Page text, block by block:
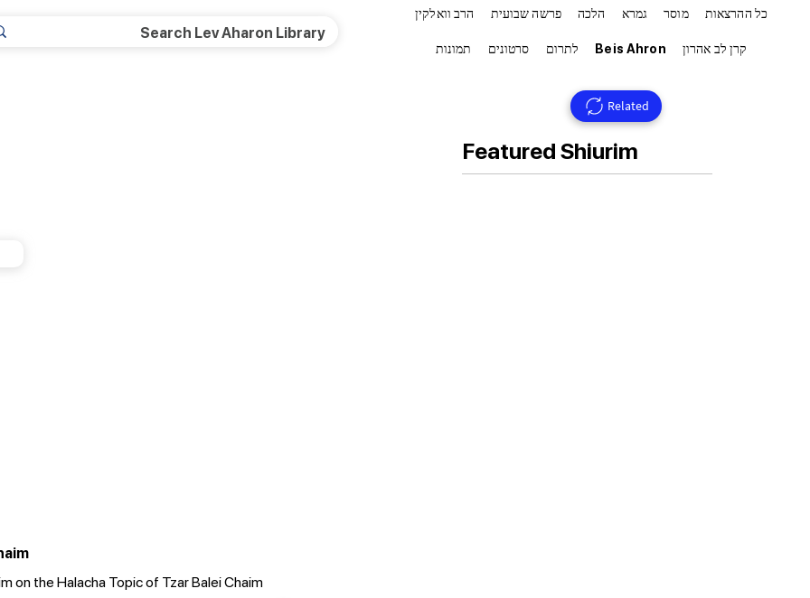
הרב וואלקין פרשה שבועית הלכה גמרא מוסר כל ההרצאות
תמונות סרטונים לתרום Beis Ahron קרן לב אהרון
on the Halacha Topic of Tzar Balei Chaim
Related
Featured Shiurim